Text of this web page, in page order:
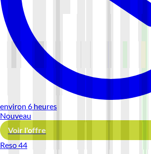
environ 6 heures
Nouveau
Voir l'offre
Reso 44